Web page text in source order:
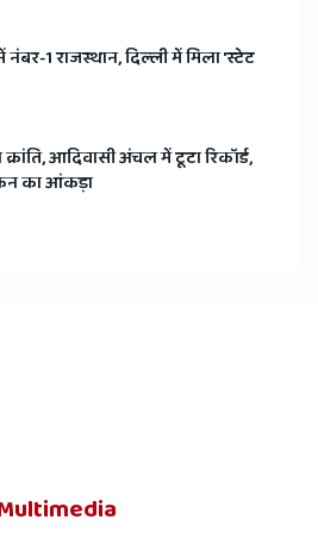
1 राजस्थान, दिल्ली में मिला 'स्टेट
आदिवासी अंचल में टूटा रिकॉर्ड,
का आंकड़ा